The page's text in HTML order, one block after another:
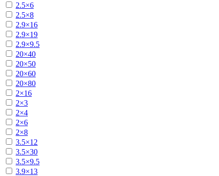
2.5×6
2.5×8
2.9×16
2.9×19
2.9×9.5
20×40
20×50
20×60
20×80
2×16
2×3
2×4
2×6
2×8
3.5×12
3.5×30
3.5×9.5
3.9×13